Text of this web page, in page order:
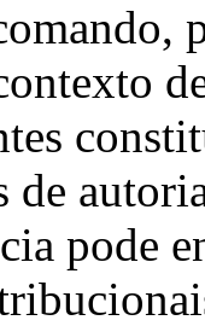
de
pode